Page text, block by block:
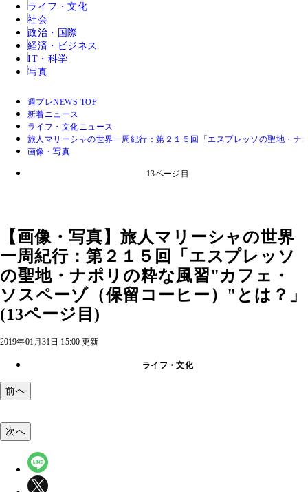
ライフ・文化
社会
政治・国際
経済・ビジネス
IT・科学
写真
週プレNEWS TOP
新着ニュース
ライフ・文化ニュース
旅人マリーシャの世界一周紀行：第２１５回「エスプレッソの聖地・
画像・写真
13ページ目
【画像・写真】旅人マリーシャの世界
一周紀行：第２１５回「エスプレッソ
の聖地・ナポリの粋な風習"カフェ・
ソスペーゾ（保留コーヒー）"とは？」
(13ページ目)
2019年01月31日 15:00 更新
ライフ・文化
前へ
次へ